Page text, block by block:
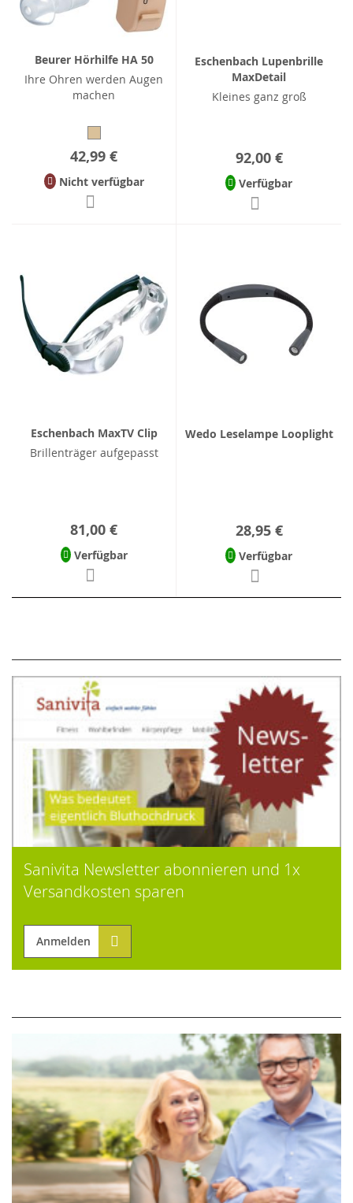
Beurer Hörhilfe HA 50
Ihre Ohren werden Augen
machen
42,99 €
Nicht verfügbar
Eschenbach Lupenbrille
MaxDetail
Kleines ganz groß
92,00 €
Verfügbar
Eschenbach MaxTV Clip
Brillenträger aufgepasst
81,00 €
Verfügbar
Wedo Leselampe Looplight
28,95 €
Verfügbar
Sanivita Newsletter abonnieren und 1x
Versandkosten sparen
Anmelden